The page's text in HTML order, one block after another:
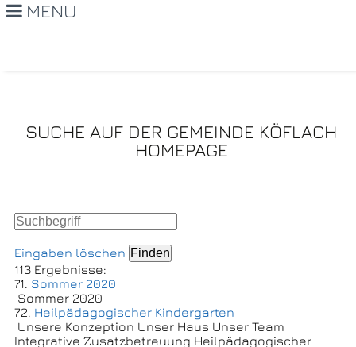
MENU
SUCHE AUF DER GEMEINDE KÖFLACH
HOMEPAGE
Eingaben löschen
113 Ergebnisse:
71.
Sommer 2020
Sommer 2020
72. Heilpädagogischer Kindergarten
Unsere Konzeption Unser Haus Unser Team
Integrative Zusatzbetreuung Heilpädagogischer